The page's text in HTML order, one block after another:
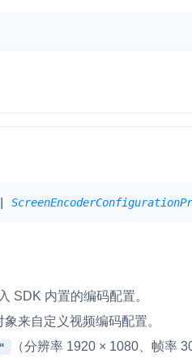
PPT 转码服务
控制台
SDK 内置的编码配置。
象来自定义视频编码配置。
（分辨率 1920 × 1080、帧率